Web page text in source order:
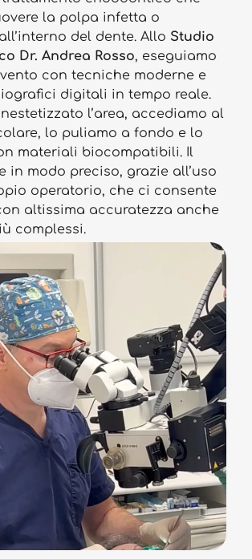
la polpa infetta o
del dente. Allo Studio
Dr. Andrea Rosso, eseguiamo
con tecniche moderne e
digitali in tempo reale.
l’area, accediamo al
lo puliamo a fondo e lo
materiali biocompatibili. Il
in modo preciso, grazie all’uso
operatorio, che ci consente
altissima accuratezza anche
complessi.